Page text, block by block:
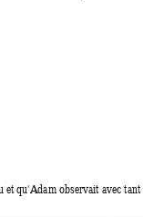
et qu'Adam observait avec